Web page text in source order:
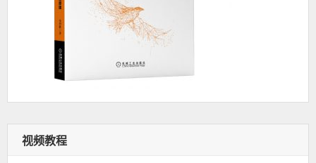
视频教程